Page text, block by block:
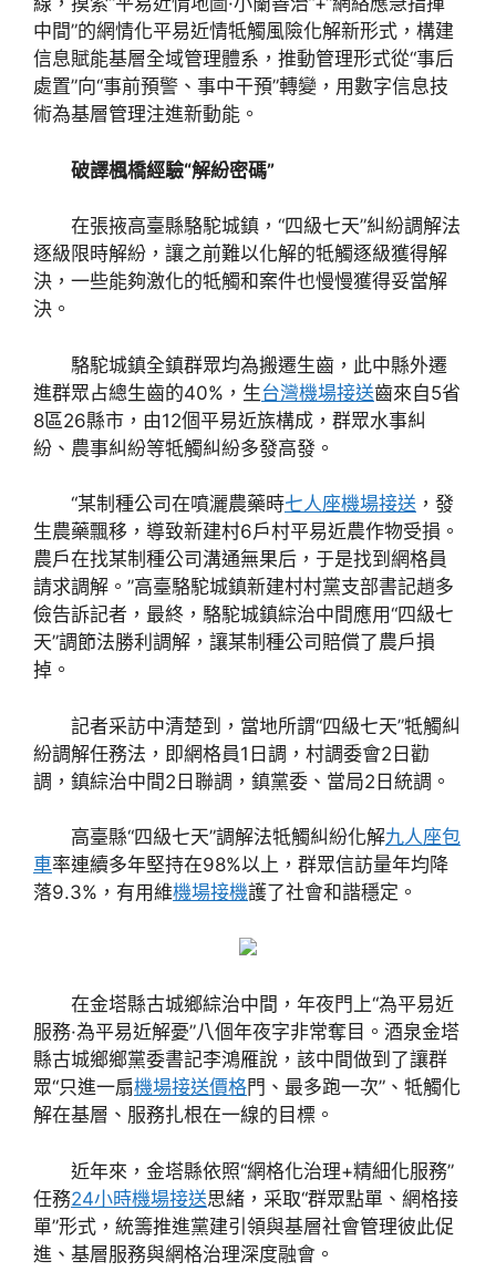
中間”的網情化平易近情牴觸風險化解新形式，構建
信息賦能基層全域管理體系，推動管理形式從“事后
處置”向“事前預警、事中干預”轉變，用數字信息技
術為基層管理注進新動能。
破譯楓橋經驗“解紛密碼”
在張掖高臺縣駱駝城鎮，“四級七天”糾紛調解法
逐級限時解紛，讓之前難以化解的牴觸逐級獲得解
決，一些能夠激化的牴觸和案件也慢慢獲得妥當解
決。
駱駝城鎮全鎮群眾均為搬遷生齒，此中縣外遷
進群眾占總生齒的40%，生台灣機場接送齒來自5省
8區26縣市，由12個平易近族構成，群眾水事糾
紛、農事糾紛等牴觸糾紛多發高發。
“某制種公司在噴灑農藥時七人座機場接送 ，發
生農藥飄移，導致新建村6戶村平易近農作物受損。
農戶在找某制種公司溝通無果后，于是找到網格員
請求調解。”高臺駱駝城鎮新建村村黨支部書記趙多
儉告訴記者，最終，駱駝城鎮綜治中間應用“四級七
天”調節法勝利調解，讓某制種公司賠償了農戶損
掉。
記者采訪中清楚到，當地所謂“四級七天”牴觸糾
紛調解任務法，即網格員1日調，村調委會2日勸
調，鎮綜治中間2日聯調，鎮黨委、當局2日統調。
高臺縣“四級七天”調解法牴觸糾紛化解九人座包
車率連續多年堅持在98%以上，群眾信訪量年均降
落9.3%，有用維機場接機護了社會和諧穩定。
在金塔縣古城鄉綜治中間，年夜門上“為平易近
服務·為平易近解憂”八個年夜字非常奪目。酒泉金塔
縣古城鄉鄉黨委書記李鴻雁說，該中間做到了讓群
眾“只進一扇機場接送價格門、最多跑一次”、牴觸化
解在基層、服務扎根在一線的目標。
近年來，金塔縣依照“網格化治理+精細化服務”
任務24小時機場接送思緒，采取“群眾點單、網格接
單”形式，統籌推進黨建引領與基層社會管理彼此促
進、基層服務與網格治理深度融會。